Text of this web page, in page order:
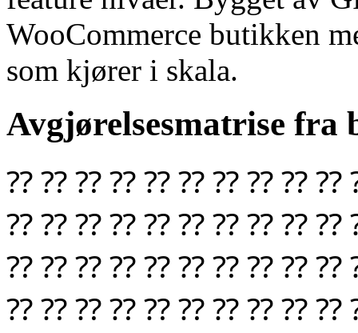
WooCommerce butikken
som kjører i skala.
Avgjørelsesmatrise fra
⁇ ⁇ ⁇ ⁇ ⁇ ⁇ ⁇ ⁇ ⁇ ⁇
⁇ ⁇ ⁇ ⁇ ⁇ ⁇ ⁇ ⁇ ⁇ ⁇
⁇ ⁇ ⁇ ⁇ ⁇ ⁇ ⁇ ⁇ ⁇ ⁇
⁇ ⁇ ⁇ ⁇ ⁇ ⁇ ⁇ ⁇ ⁇ ⁇